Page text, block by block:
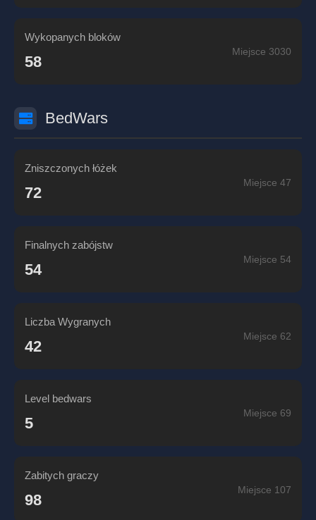
Wykopanych bloków
58
Miejsce 3030
BedWars
Zniszczonych łóżek
72
Miejsce 47
Finalnych zabójstw
54
Miejsce 54
Liczba Wygranych
42
Miejsce 62
Level bedwars
5
Miejsce 69
Zabitych graczy
98
Miejsce 107